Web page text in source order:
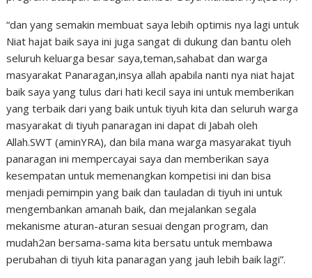
“dan yang semakin membuat saya lebih optimis nya lagi untuk
Niat hajat baik saya ini juga sangat di dukung dan bantu oleh
seluruh keluarga besar saya,teman,sahabat dan warga
masyarakat Panaragan,insya allah apabila nanti nya niat hajat
baik saya yang tulus dari hati kecil saya ini untuk memberikan
yang terbaik dari yang baik untuk tiyuh kita dan seluruh warga
masyarakat di tiyuh panaragan ini dapat di Jabah oleh
Allah.SWT (aminYRA), dan bila mana warga masyarakat tiyuh
panaragan ini mempercayai saya dan memberikan saya
kesempatan untuk memenangkan kompetisi ini dan bisa
menjadi pemimpin yang baik dan tauladan di tiyuh ini untuk
mengembankan amanah baik, dan mejalankan segala
mekanisme aturan-aturan sesuai dengan program, dan
mudah2an bersama-sama kita bersatu untuk membawa
perubahan di tiyuh kita panaragan yang jauh lebih baik lagi”.